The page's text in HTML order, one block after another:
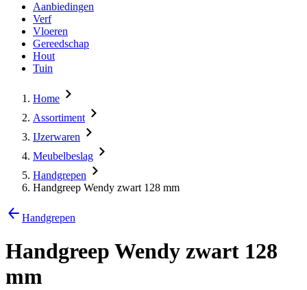
Aanbiedingen
Verf
Vloeren
Gereedschap
Hout
Tuin
Home
Assortiment
IJzerwaren
Meubelbeslag
Handgrepen
Handgreep Wendy zwart 128 mm
Handgrepen
Handgreep Wendy zwart 128
mm